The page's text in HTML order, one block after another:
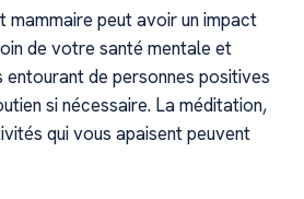
mammaire peut avoir un impact
de votre santé mentale et
entourant de personnes positives
si nécessaire. La méditation,
qui vous apaisent peuvent